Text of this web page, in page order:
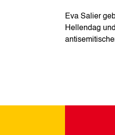
Eva Salier
Hellendag